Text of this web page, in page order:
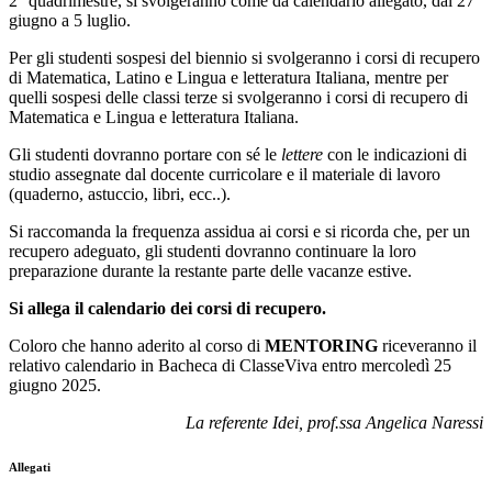
giugno a 5 luglio.
Per gli studenti sospesi del biennio si svolgeranno i corsi di recupero
di Matematica, Latino e Lingua e letteratura Italiana, mentre per
quelli sospesi delle classi terze si svolgeranno i corsi di recupero di
Matematica e Lingua e letteratura Italiana.
Gli studenti dovranno portare con sé le lettere con le indicazioni di
studio assegnate dal docente curricolare e il materiale di lavoro
(quaderno, astuccio, libri, ecc..).
Si raccomanda la frequenza assidua ai corsi e si ricorda che, per un
recupero adeguato, gli studenti dovranno continuare la loro
preparazione durante la restante parte delle vacanze estive.
Si allega il calendario dei corsi di recupero.
Coloro che hanno aderito al corso di MENTORING riceveranno il
relativo calendario in Bacheca di ClasseViva entro mercoledì 25
giugno 2025.
La referente Idei, prof.ssa Angelica Naressi
Allegati